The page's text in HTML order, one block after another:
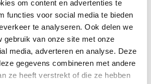
om content en advertenties te
functies voor social media te bieden
te analyseren. Ook delen we
gebruik van onze site met onze
media, adverteren en analyse. Deze
gegevens combineren met andere
ze heeft verstrekt of die ze hebben